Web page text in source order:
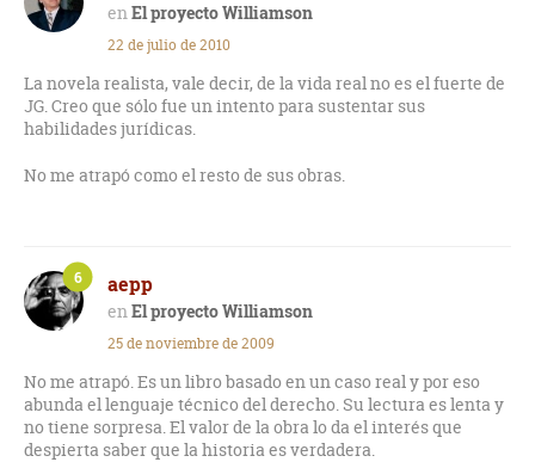
El proyecto Williamson
22 de julio de 2010
La novela realista, vale decir, de la vida real no es el fuerte de
JG. Creo que sólo fue un intento para sustentar sus
habilidades jurídicas.
No me atrapó como el resto de sus obras.
aepp
El proyecto Williamson
6
25 de noviembre de 2009
No me atrapó. Es un libro basado en un caso real y por eso
abunda el lenguaje técnico del derecho. Su lectura es lenta y
no tiene sorpresa. El valor de la obra lo da el interés que
despierta saber que la historia es verdadera.